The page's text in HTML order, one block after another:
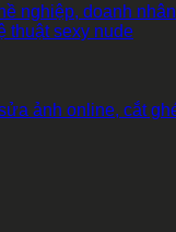
nghiệp, doanh nhân
thuật sexy nude
ảnh online, cắt